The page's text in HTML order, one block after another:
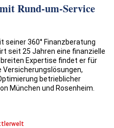
Rund-um-Service
seiner 360° Finanzberatung
seit 25 Jahren eine finanzielle
Expertise findet er für
Versicherungslösungen,
betrieblicher
München und Rosenheim.